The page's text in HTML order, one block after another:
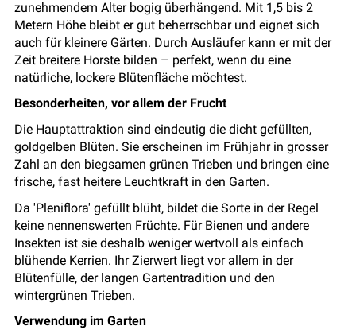
zunehmendem Alter bogig überhängend. Mit 1,5 bis 2
Metern Höhe bleibt er gut beherrschbar und eignet sich
auch für kleinere Gärten. Durch Ausläufer kann er mit der
Zeit breitere Horste bilden – perfekt, wenn du eine
natürliche, lockere Blütenfläche möchtest.
Besonderheiten, vor allem der Frucht
Die Hauptattraktion sind eindeutig die dicht gefüllten,
goldgelben Blüten. Sie erscheinen im Frühjahr in grosser
Zahl an den biegsamen grünen Trieben und bringen eine
frische, fast heitere Leuchtkraft in den Garten.
Da 'Pleniflora' gefüllt blüht, bildet die Sorte in der Regel
keine nennenswerten Früchte. Für Bienen und andere
Insekten ist sie deshalb weniger wertvoll als einfach
blühende Kerrien. Ihr Zierwert liegt vor allem in der
Blütenfülle, der langen Gartentradition und den
wintergrünen Trieben.
Verwendung im Garten